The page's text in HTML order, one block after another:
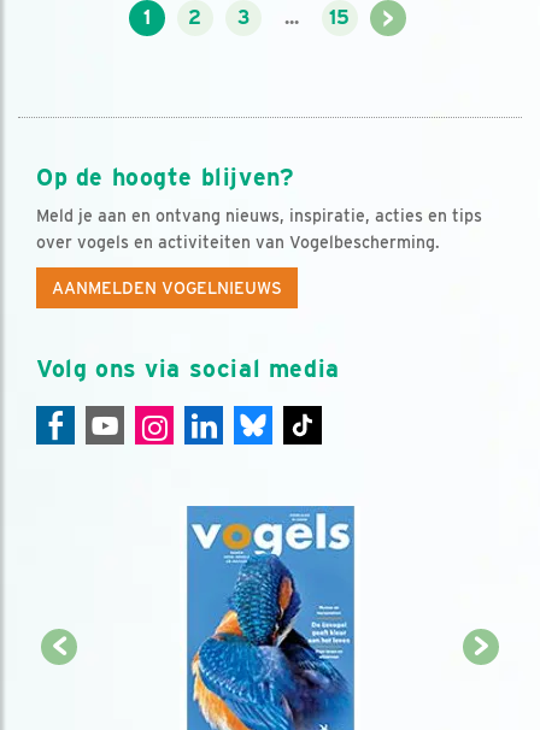
1 2 3 ... 15 >
Op de hoogte blijven?
Meld je aan en ontvang nieuws, inspiratie, acties en tips
over vogels en activiteiten van Vogelbescherming.
AANMELDEN VOGELNIEUWS
Volg ons via social media